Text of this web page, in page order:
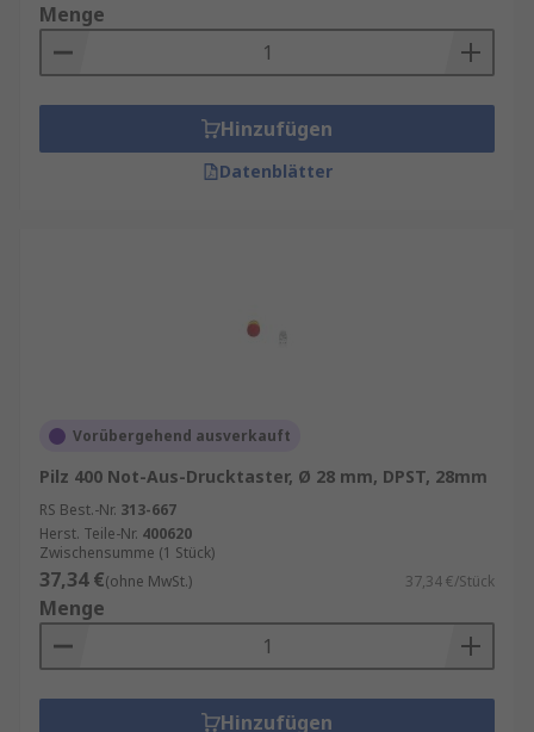
Menge
Hinzufügen
Datenblätter
Vorübergehend ausverkauft
Pilz 400 Not-Aus-Drucktaster, Ø 28 mm, DPST, 28mm
RS Best.-Nr. 313-667
Herst. Teile-Nr. 400620
Zwischensumme (1 Stück)
37,34 €(ohne MwSt.) 37,34 €/Stück
Menge
Hinzufügen